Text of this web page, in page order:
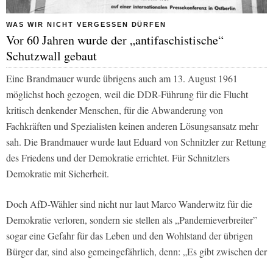
WAS WIR NICHT VERGESSEN DÜRFEN
Vor 60 Jahren wurde der „antifaschistische“
Schutzwall gebaut
Eine Brandmauer wurde übrigens auch am 13. August 1961
möglichst hoch gezogen, weil die DDR-Führung für die Flucht
kritisch denkender Menschen, für die Abwanderung von
Fachkräften und Spezialisten keinen anderen Lösungsansatz mehr
sah. Die Brandmauer wurde laut Eduard von Schnitzler zur Rettung
des Friedens und der Demokratie errichtet. Für Schnitzlers
Demokratie mit Sicherheit.
Doch AfD-Wähler sind nicht nur laut Marco Wanderwitz für die
Demokratie verloren, sondern sie stellen als „Pandemieverbreiter”
sogar eine Gefahr für das Leben und den Wohlstand der übrigen
Bürger dar, sind also gemeingefährlich, denn: „Es gibt zwischen der